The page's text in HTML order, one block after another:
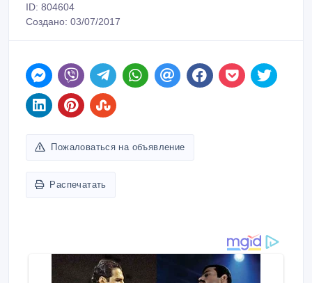
ID: 804604
Создано: 03/07/2017
Пожаловаться на объявление
Распечатать